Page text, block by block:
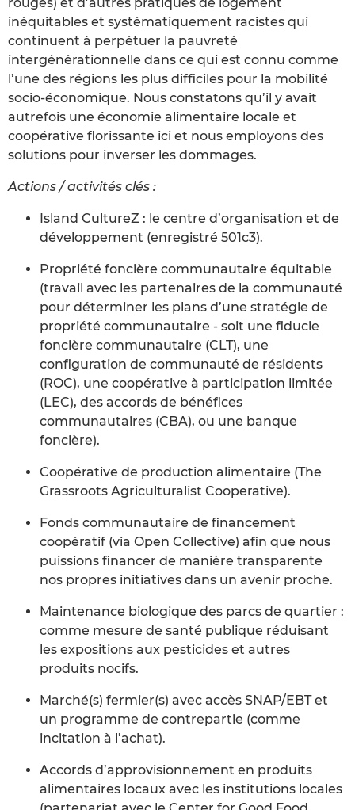
inéquitables et systématiquement racistes qui
continuent à perpétuer la pauvreté
intergénérationnelle dans ce qui est connu comme
l’une des régions les plus difficiles pour la mobilité
socio-économique. Nous constatons qu’il y avait
autrefois une économie alimentaire locale et
coopérative florissante ici et nous employons des
solutions pour inverser les dommages.
Actions / activités clés :
Island CultureZ : le centre d’organisation et de
développement (enregistré 501c3).
Propriété foncière communautaire équitable
(travail avec les partenaires de la communauté
pour déterminer les plans d’une stratégie de
propriété communautaire - soit une fiducie
foncière communautaire (CLT), une
configuration de communauté de résidents
(ROC), une coopérative à participation limitée
(LEC), des accords de bénéfices
communautaires (CBA), ou une banque
foncière).
Coopérative de production alimentaire (The
Grassroots Agriculturalist Cooperative).
Fonds communautaire de financement
coopératif (via Open Collective) afin que nous
puissions financer de manière transparente
nos propres initiatives dans un avenir proche.
Maintenance biologique des parcs de quartier :
comme mesure de santé publique réduisant
les expositions aux pesticides et autres
produits nocifs.
Marché(s) fermier(s) avec accès SNAP/EBT et
un programme de contrepartie (comme
incitation à l’achat).
Accords d’approvisionnement en produits
alimentaires locaux avec les institutions locales